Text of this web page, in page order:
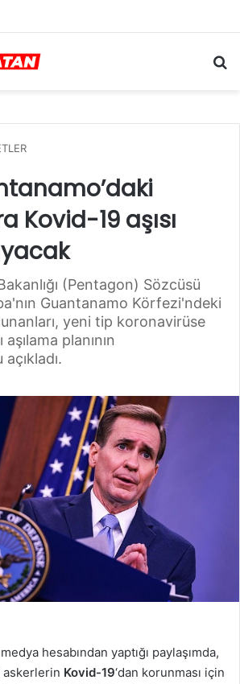
Sonra Hedef “Siber Vatan”
Kovid-19 aşısı
(Pentagon) Sözcüsü
Guantanamo Körfezi'ndeki
yeni tip koronavirüse
planının
hesabından yaptığı paylaşımda,
Kovid-19‘dan korunması için